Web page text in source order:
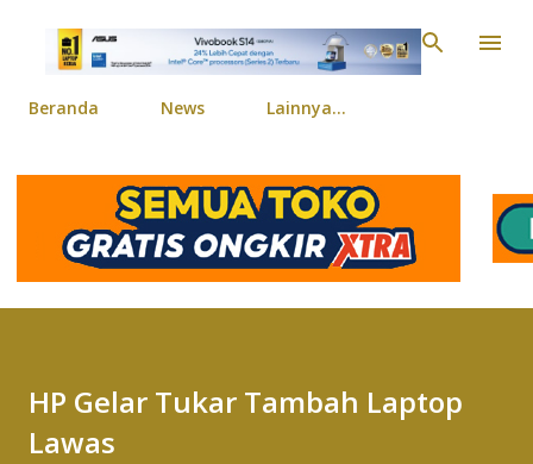
Langsung ke konten
Beranda News Lainnya…
HP Gelar Tukar Tambah Laptop
Lawas